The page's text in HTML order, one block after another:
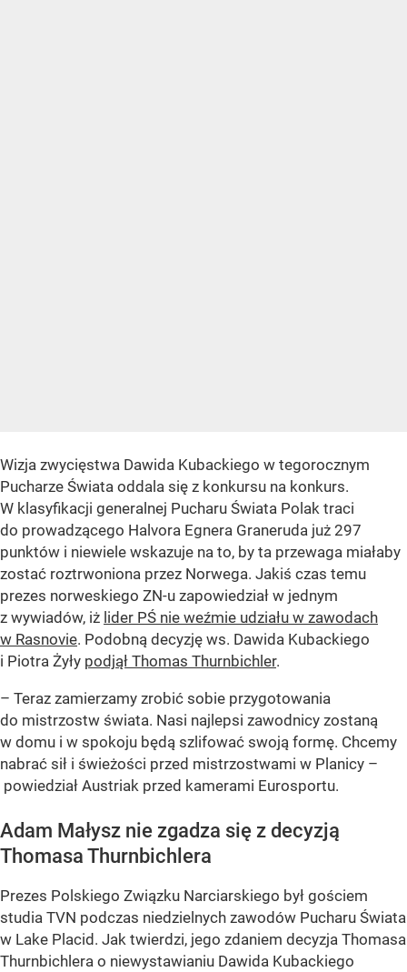
Wizja zwycięstwa Dawida Kubackiego w tegorocznym
Pucharze Świata oddala się z konkursu na konkurs.
W klasyfikacji generalnej Pucharu Świata Polak traci
do prowadzącego Halvora Egnera Graneruda już 297
punktów i niewiele wskazuje na to, by ta przewaga miałaby
zostać roztrwoniona przez Norwega. Jakiś czas temu
prezes norweskiego ZN-u zapowiedział w jednym
z wywiadów, iż lider PŚ nie weźmie udziału w zawodach
w Rasnovie. Podobną decyzję ws. Dawida Kubackiego
i Piotra Żyły podjął Thomas Thurnbichler.
– Teraz zamierzamy zrobić sobie przygotowania
do mistrzostw świata. Nasi najlepsi zawodnicy zostaną
w domu i w spokoju będą szlifować swoją formę. Chcemy
nabrać sił i świeżości przed mistrzostwami w Planicy –
powiedział Austriak przed kamerami Eurosportu.
Adam Małysz nie zgadza się z decyzją
Thomasa Thurnbichlera
Prezes Polskiego Związku Narciarskiego był gościem
studia TVN podczas niedzielnych zawodów Pucharu Świata
w Lake Placid. Jak twierdzi, jego zdaniem decyzja Thomasa
Thurnbichlera o niewystawianiu Dawida Kubackiego